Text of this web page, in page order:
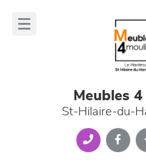
Meubles
St-Hilaire-du-